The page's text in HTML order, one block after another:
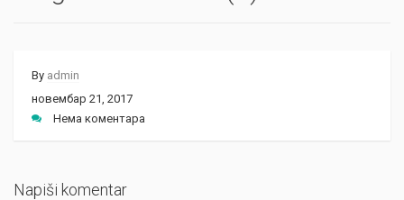
By admin
новембар 21, 2017
Нема коментара
Napiši komentar